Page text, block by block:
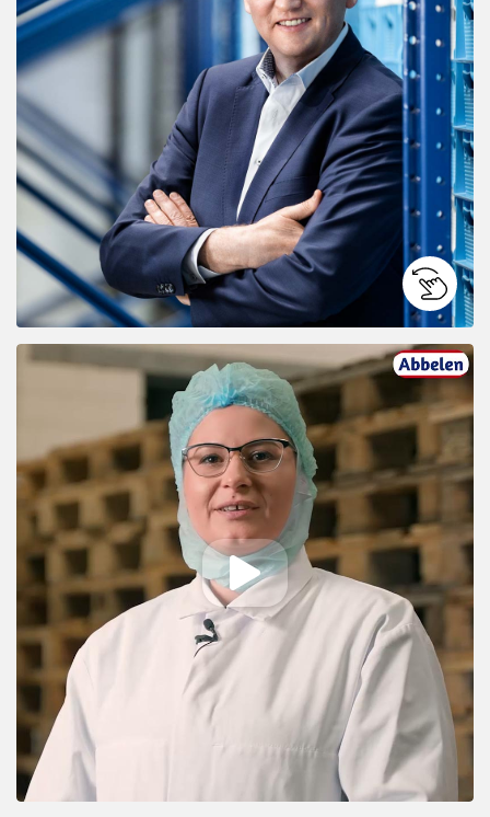
Kompromisslose Qualität, höchste Produktsicherheit
und ausgezeichneter Geschmack sind die Grundlage all
unseren Tuns.
“
Dr. Dirk Gloy
CEO